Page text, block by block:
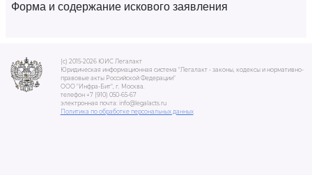
Форма и содержание искового заявления
(c) 2015-2026 ЮИС Легалакт
Юридическая информационная система "Легалакт - законы, кодексы и нормативно-
правовые акты Российской Федерации"
ООО "Инфра-Бит", г. Москва.
телефон +7 (910) 050-65-67
электронная почта: info@legalacts.ru
Политика по обработке персональных данных